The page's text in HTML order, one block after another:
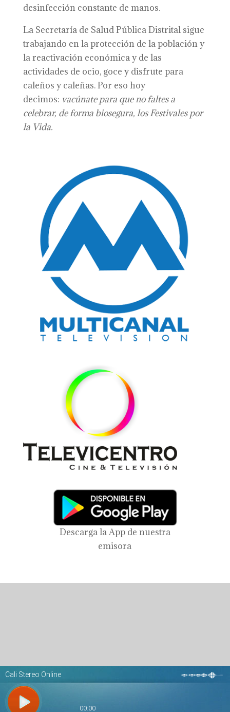
desinfección constante de manos.
La Secretaría de Salud Pública Distrital sigue
trabajando en la protección de la población y
la reactivación económica y de las
actividades de ocio, goce y disfrute para
caleños y caleñas. Por eso hoy
decimos: vacúnate para que no faltes a
celebrar, de forma biosegura, los Festivales por
la Vida.
Descarga la App de nuestra
emisora